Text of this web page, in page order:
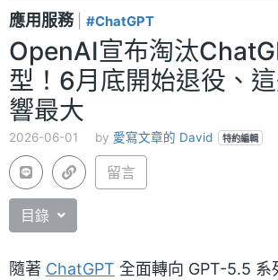
應用服務 #ChatGPT
OpenAI宣布淘汰
型！6月底開始退役、
響最大
2026-06-01 by 愛寫文章的 David 特約編輯
留言
目錄
隨著 ChatGPT 全面轉向 GPT-5.5 系